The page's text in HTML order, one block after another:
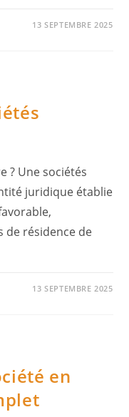
13 SEPTEMBRE 2025
? Une sociétés
juridique établie
de résidence de
13 SEPTEMBRE 2025
en